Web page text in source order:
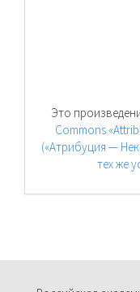
Это
Commons
(«Атрибуция —
тех же